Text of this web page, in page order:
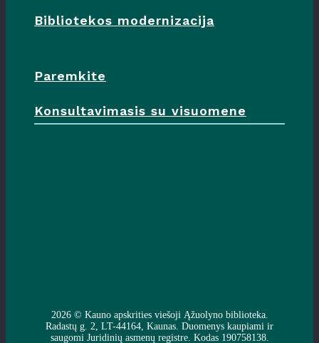
Bibliotekos modernizacija
Paremkite
Konsultavimasis su visuomene
2026 © Kauno apskrities viešoji Ąžuolyno biblioteka.
Radastų g. 2, LT-44164, Kaunas. Duomenys kaupiami ir
saugomi Juridinių asmenų registre. Kodas 190758138.